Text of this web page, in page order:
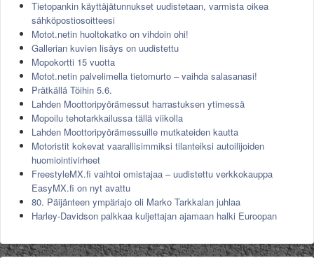
Tietopankin käyttäjätunnukset uudistetaan, varmista oikea
sähköpostiosoitteesi
Motot.netin huoltokatko on vihdoin ohi!
Gallerian kuvien lisäys on uudistettu
Mopokortti 15 vuotta
Motot.netin palvelimella tietomurto – vaihda salasanasi!
Prätkällä Töihin 5.6.
Lahden Moottoripyörämessut harrastuksen ytimessä
Mopoilu tehotarkkailussa tällä viikolla
Lahden Moottoripyörämessuille mutkateiden kautta
Motoristit kokevat vaarallisimmiksi tilanteiksi autoilijoiden
huomiointivirheet
FreestyleMX.fi vaihtoi omistajaa – uudistettu verkkokauppa
EasyMX.fi on nyt avattu
80. Päijänteen ympäriajo oli Marko Tarkkalan juhlaa
Harley-Davidson palkkaa kuljettajan ajamaan halki Euroopan